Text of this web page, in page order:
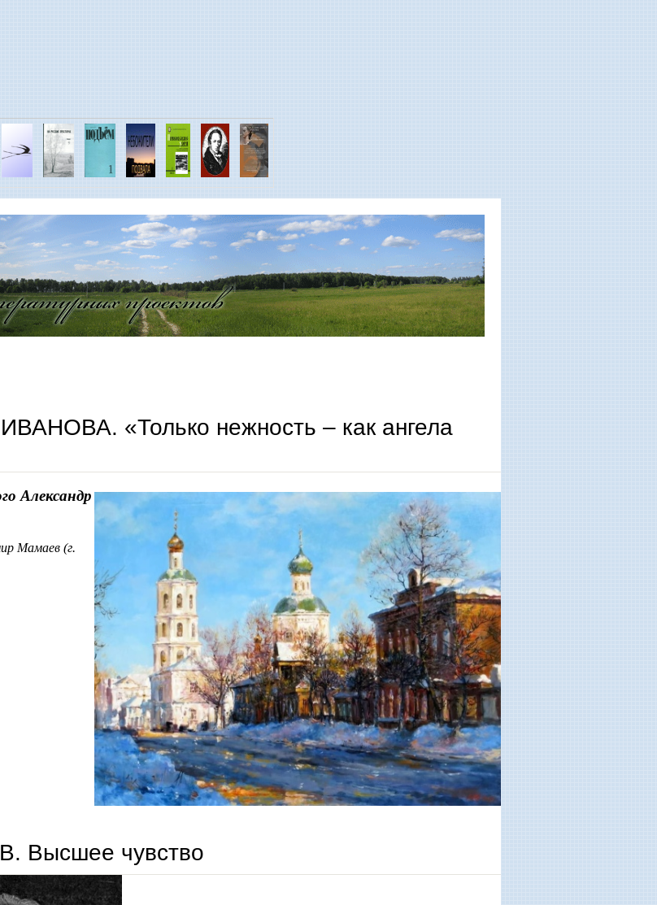
«Только нежность – как ангела
Александр
Мамаев (г.
«только нежность – как ангела перья…»
Высшее чувство